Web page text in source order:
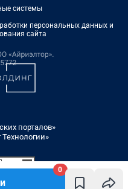
0
системы
персональных данных и
сайта
порталов»